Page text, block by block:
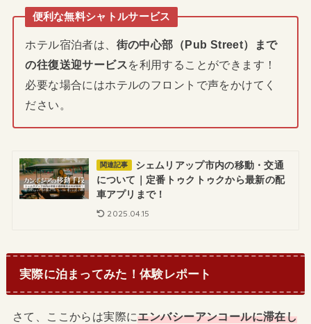
便利な無料シャトルサービス
ホテル宿泊者は、 街の中心部（Pub Street）まで
の往復送迎サービスを利用することができます！
必要な場合にはホテルのフロントで声をかけてく
ださい。
関連記事
シェムリアップ市内の移動・交通
について｜定番トゥクトゥクから最新の配
車アプリまで！
2025.04.15
実際に泊まってみた！体験レポート
さて、ここからは実際にエンバシーアンコールに滞在し